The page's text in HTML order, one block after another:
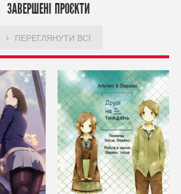
ЗАВЕРШЕНІ ПРОЄКТИ
ПЕРЕГЛЯНУТИ ВСІ